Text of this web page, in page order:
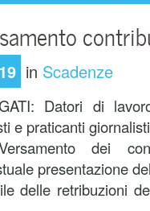
in Scadenze
Datori di
e praticanti
Versamento dei
presentazione
delle retribuzioni